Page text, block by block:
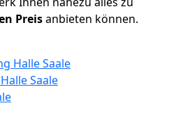
Preisanbieten können.
Halle Saale
Saale